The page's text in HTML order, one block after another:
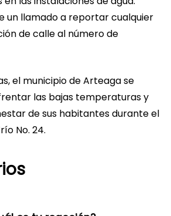
un llamado a reportar cualquier
de calle al número de
el municipio de Arteaga se
las bajas temperaturas y
de sus habitantes durante el
No. 24.